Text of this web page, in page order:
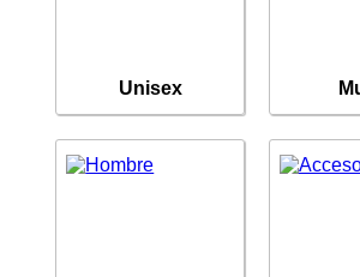
Unisex